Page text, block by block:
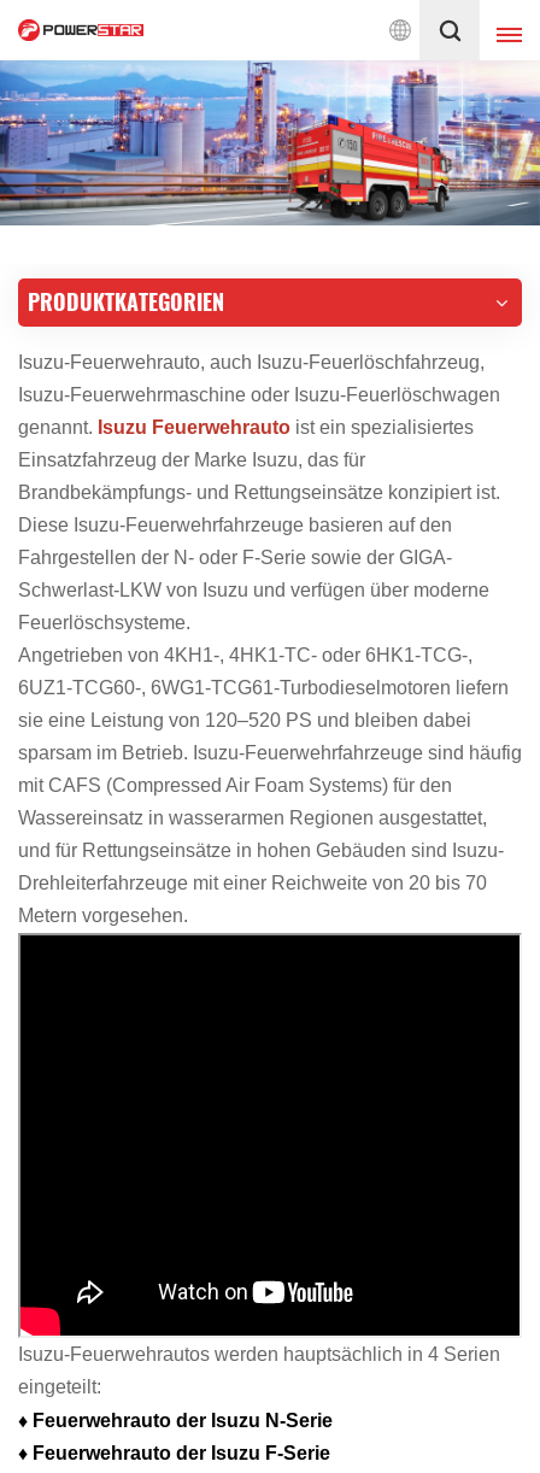
Service Deutsch
English français
Deutsch русский
português
العربية 日本語
한국의 Türkçe
Melayu ไทย
Tiếng Việt Indonesia
中文 қазақ
Filipino
српски
PRODUKTKATEGORIEN
Isuzu-Feuerwehrauto, auch Isuzu-Feuerlöschfahrzeug,
Isuzu-Feuerwehrmaschine oder Isuzu-Feuerlöschwagen
genannt. Isuzu Feuerwehrauto ist ein spezialisiertes
Einsatzfahrzeug der Marke Isuzu, das für
Brandbekämpfungs- und Rettungseinsätze konzipiert ist.
Diese Isuzu-Feuerwehrfahrzeuge basieren auf den
Fahrgestellen der N- oder F-Serie sowie der GIGA-
Schwerlast-LKW von Isuzu und verfügen über moderne
Feuerlöschsysteme.
Angetrieben von 4KH1-, 4HK1-TC- oder 6HK1-TCG-,
6UZ1-TCG60-, 6WG1-TCG61-Turbodieselmotoren liefern
sie eine Leistung von 120–520 PS und bleiben dabei
sparsam im Betrieb. Isuzu-Feuerwehrfahrzeuge sind häufig
mit CAFS (Compressed Air Foam Systems) für den
Wassereinsatz in wasserarmen Regionen ausgestattet,
und für Rettungseinsätze in hohen Gebäuden sind Isuzu-
Drehleiterfahrzeuge mit einer Reichweite von 20 bis 70
Metern vorgesehen.
Isuzu-Feuerwehrautos werden hauptsächlich in 4 Serien
eingeteilt:
♦ Feuerwehrauto der Isuzu N-Serie
♦ Feuerwehrauto der Isuzu F-Serie